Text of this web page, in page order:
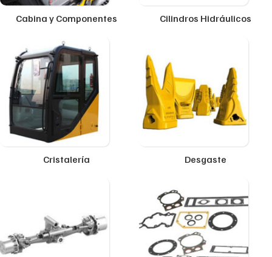
Cabina y Componentes Cilindros Hidráulicos
Cristalería Desgaste